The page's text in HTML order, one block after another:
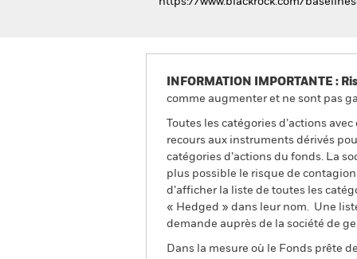
INFORMATION IMPORTANTE :
comme augmenter et ne sont pas
Toutes les catégories d’actions
recours aux instruments dérivés
catégories d’actions du fonds. La
plus possible le risque de
d’afficher la liste de toutes les
« Hedged » dans leur nom. Une
demande auprès de la société de
Dans la mesure où le Fonds prête